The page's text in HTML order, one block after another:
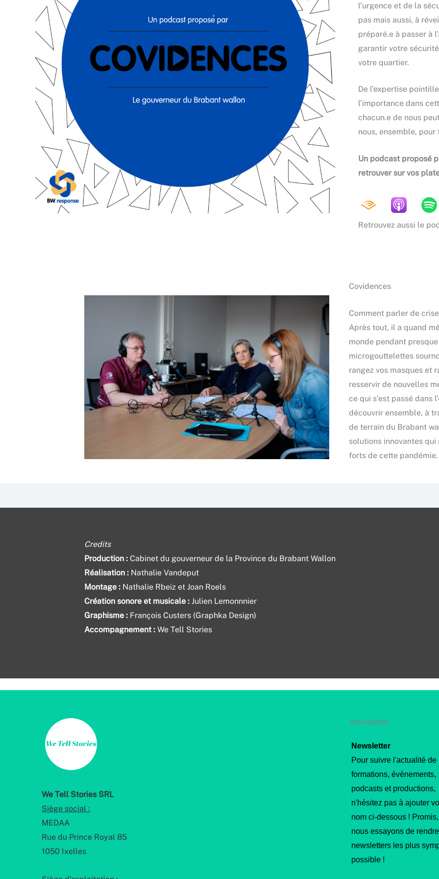
l’urgence et de la
pas mais aussi, à
préparé.e à passer à
garantir votre
votre quartier.
De l’expertise
l’importance dans
chacun.e de nous
nous, ensemble,
Un podcast proposé
retrouver sur vos
Retrouvez aussi le
Covidences
Comment parler de
Après tout, il a quand
monde pendant
microgouttelettes
rangez vos masques et
resservir de nouvelles
ce qui s’est passé dans
découvrir ensemble, à
de terrain du Brabant
solutions innovantes
forts de cette pandémie.
Credits
Production : Cabinet du gouverneur de la Province du Brabant Wallon
Réalisation : Nathalie Vandeput
Montage : Nathalie Rbeiz et Joan Roels
Création sonore et musicale : Julien Lemonnnier
Graphisme : François Custers (Graphka Design)
Accompagnement : We Tell Stories
We Tell Stories SRL
Siège social :
MEDAA
Rue du Prince Royal 85
1050 Ixelles
Newsletter
Newsletter
Pour suivre l'actualité de
formations, événements,
podcasts et productions,
n'hésitez pas à ajouter
nom ci-dessous ! Promis,
nous essayons de
newsletters les plus
possible !